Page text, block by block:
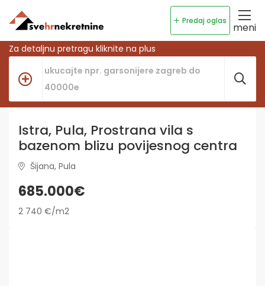
Predaj oglas
meni
Za detaljnu pretragu kliknite na plus
Istra, Pula, Prostrana vila s
bazenom blizu povijesnog centra
Šijana, Pula
685.000€
2 740 €/m2